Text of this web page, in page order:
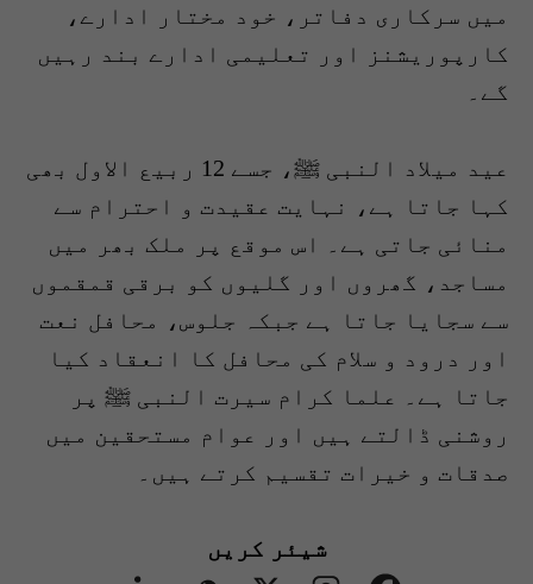
میں سرکاری دفاتر، خود مختار ادارے،
کارپوریشنز اور تعلیمی ادارے بند رہیں
گے۔
عید میلاد النبی ﷺ، جسے 12 ربیع الاول بھی
کہا جاتا ہے، نہایت عقیدت و احترام سے
منائی جاتی ہے۔ اس موقع پر ملک بھر میں
مساجد، گھروں اور گلیوں کو برقی قمقموں
سے سجایا جاتا ہے جبکہ جلوس، محافل نعت
اور درود و سلام کی محافل کا انعقاد کیا
جاتا ہے۔ علما کرام سیرت النبی ﷺ پر
روشنی ڈالتے ہیں اور عوام مستحقین میں
صدقات و خیرات تقسیم کرتے ہیں۔
شیئر کریں